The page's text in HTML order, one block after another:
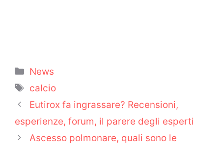
Categorie
News
Tag
calcio
Eutirox fa ingrassare? Recensioni,
esperienze, forum, il parere degli esperti
Ascesso polmonare, quali sono le